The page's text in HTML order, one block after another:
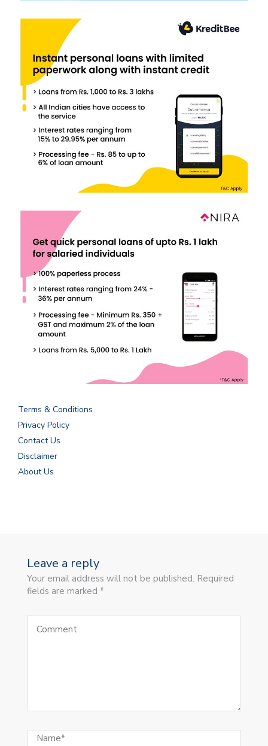
Terms & Conditions
Privacy Policy
Contact Us
Disclaimer
About Us
Leave a reply
Your email address will not be published. Required
fields are marked *